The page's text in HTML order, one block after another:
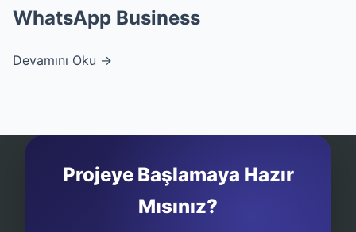
WhatsApp Business
Devamını Oku →
Projeye Başlamaya Hazır
Mısınız?